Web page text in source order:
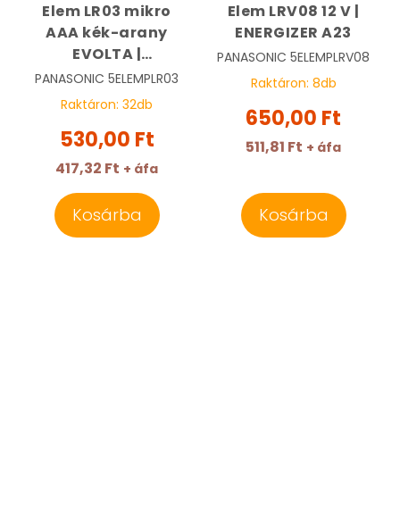
Elem LR03 mikro
AAA kék-arany
EVOLTA |
PANASONIC
PANASONIC 5ELEMPLR03
Raktáron: 32db
530,00 Ft
417,32 Ft + áfa
Kosárba
Elem LRV08 12 V |
ENERGIZER A23
PANASONIC 5ELEMPLRV08
Raktáron: 8db
650,00 Ft
511,81 Ft + áfa
Kosárba